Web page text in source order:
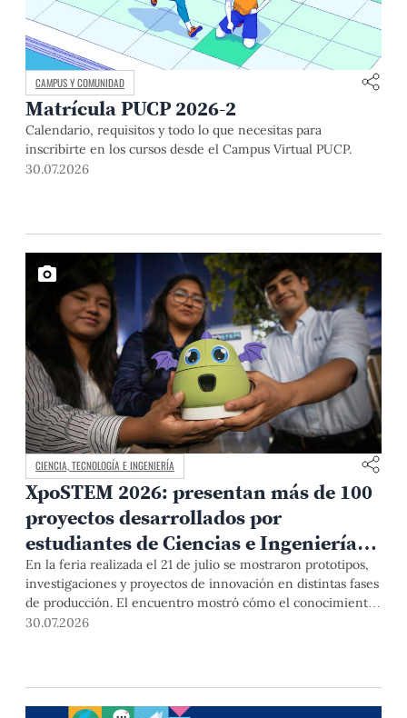
CAMPUS Y COMUNIDAD
Matrícula PUCP 2026-2
Calendario, requisitos y todo lo que necesitas para
inscribirte en los cursos desde el Campus Virtual PUCP.
30.07.2026
CIENCIA, TECNOLOGÍA E INGENIERÍA
XpoSTEM 2026: presentan más de 100
proyectos desarrollados por
estudiantes de Ciencias e Ingeniería
PUCP orientados a atender
necesidades del país
En la feria realizada el 21 de julio se mostraron prototipos,
investigaciones y proyectos de innovación en distintas fases
de producción. El encuentro mostró cómo el conocimiento
adquirido en las aulas puede responder a desafíos concretos
30.07.2026